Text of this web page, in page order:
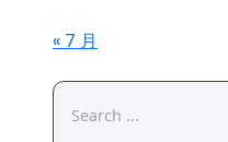
« 7 月
for: